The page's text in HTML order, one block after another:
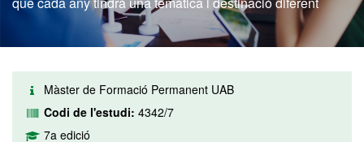
Màster de Formació Permanent UAB
Codi de l'estudi: 4342/7
7a edició